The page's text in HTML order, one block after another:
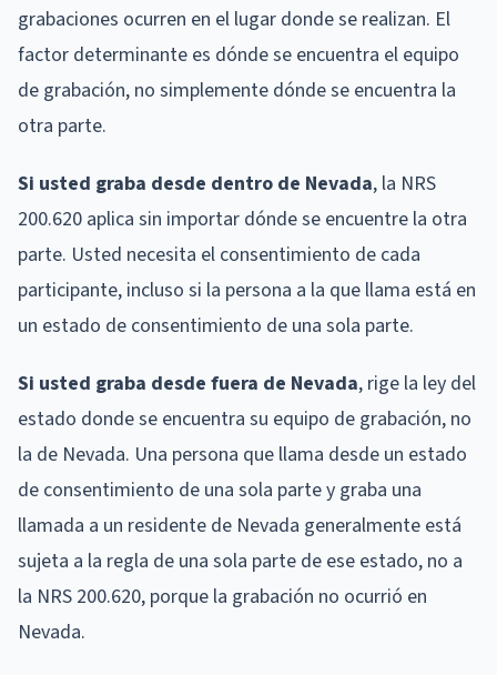
grabaciones ocurren en el lugar donde se realizan. El
factor determinante es dónde se encuentra el equipo
de grabación, no simplemente dónde se encuentra la
otra parte.
Si usted graba desde dentro de Nevada, la NRS
200.620 aplica sin importar dónde se encuentre la otra
parte. Usted necesita el consentimiento de cada
participante, incluso si la persona a la que llama está en
un estado de consentimiento de una sola parte.
Si usted graba desde fuera de Nevada, rige la ley del
estado donde se encuentra su equipo de grabación, no
la de Nevada. Una persona que llama desde un estado
de consentimiento de una sola parte y graba una
llamada a un residente de Nevada generalmente está
sujeta a la regla de una sola parte de ese estado, no a
la NRS 200.620, porque la grabación no ocurrió en
Nevada.